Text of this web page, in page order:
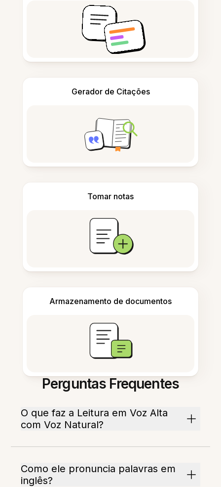
Gerador de Citações
Tomar notas
Armazenamento de documentos
Perguntas Frequentes
O que faz a Leitura em Voz Alta
com Voz Natural?
Como ele pronuncia palavras em
inglês?